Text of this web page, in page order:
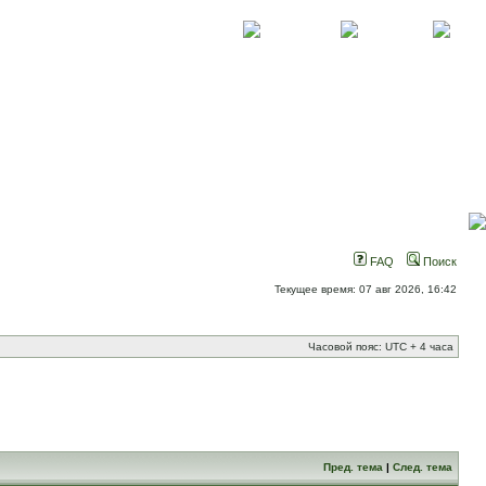
FAQ Поиск
Текущее время: 07 авг 2026, 16:42
Часовой пояс: UTC + 4 часа
Пред. тема | След. тема